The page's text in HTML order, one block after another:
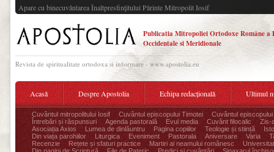
Apare cu binecuvântarea Înaltpresfinţitului Părinte Mitropolit Iosif
Publicatia Mitropoliei Ortodoxe Române a
Occidentale si Meridionale
Revista de spiritualitate ortodoxa si informare - www.apostolia.eu
Acasă Despre Apostolia Echipa redacțională Ultimul
Cuvântul mitropolitului Iosif Cuvântul episcopului Timotei
Cuvântul episcopului
Întrebări și răspunsuri
Agenda pastorală Evul media Cuvânt filocalic
Zis-
Asociația Axios
Lumea de dinlăuntru Pagina copiilor Teologie și stiință
Din viața parohiilor
Liturgica Eveniment Pastorala Aniversare Varia
Recenzie
Rețete și sfaturi practice Martiri ai neamului românesc